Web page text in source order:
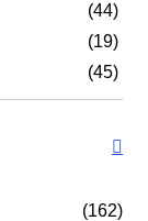
(44)
(19)
(45)
(162)